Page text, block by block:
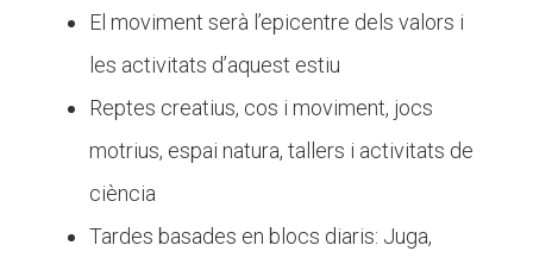
El moviment serà l’epicentre dels valors i
les activitats d’aquest estiu
Reptes creatius, cos i moviment, jocs
motrius, espai natura, tallers i activitats de
ciència
Tardes basades en blocs diaris: Juga,